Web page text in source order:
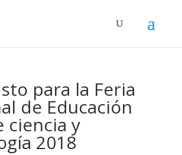
para la Feria
de Educación
ciencia y
2018